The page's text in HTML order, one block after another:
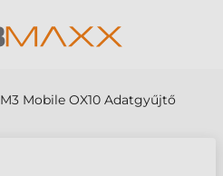
M3 Mobile OX10 Adatgyűjtő